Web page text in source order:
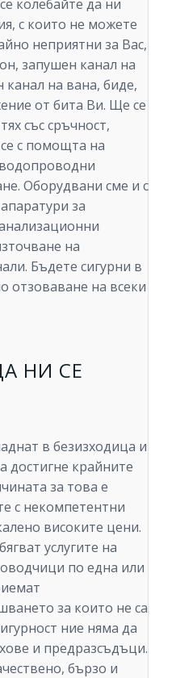
колебайте да ни
с които не можете
неприятни за Вас,
запушен канал на
канал на вана, биде,
от бита Ви. Ще се
със сръчност,
с помощта на
Оборудвани сме и с
за
на
Бъдете сигурни в
отзоваване на всеки
НИ СЕ
в безизходица и
достигне крайните
за това е
с некомпетентни
високите цени.
услугите на
по една или
за които не са
ние няма да
и предразсъдъци.
бързо и